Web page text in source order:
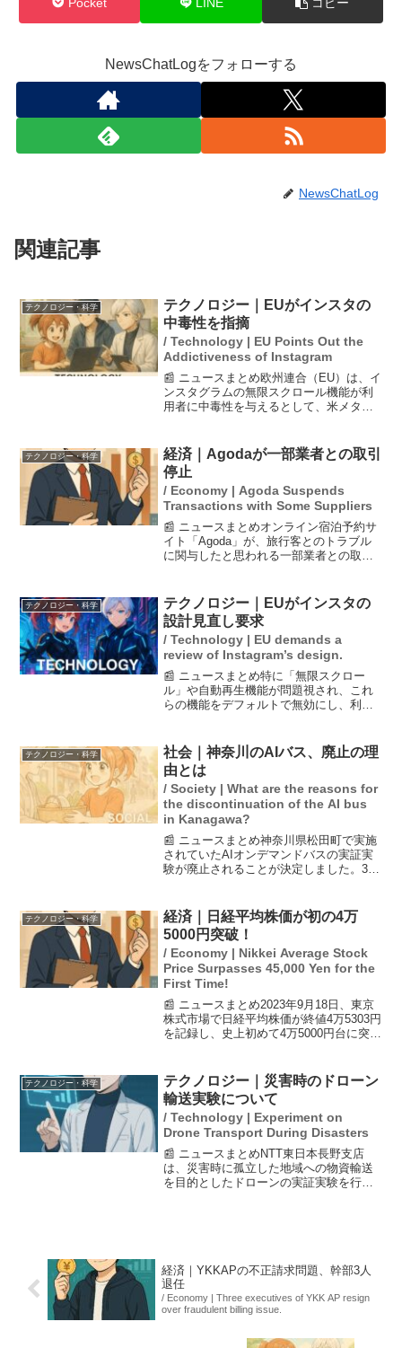
NewsChatLogをフォローする
NewsChatLog
関連記事
テクノロジー・科学
テクノロジー｜EUがインスタの
中毒性を指摘
/ Technology | EU Points Out the
Addictiveness of Instagram
📰 ニュースまとめ欧州連合（EU）は、イ
ンスタグラムの無限スクロール機能が利
用者に中毒性を与えるとして、米メタ社
対して、自動再生や無限スクロール機能
をデフォルトで無...
テクノロジー・科学
経済｜Agodaが一部業者との取引
停止
/ Economy | Agoda Suspends
Transactions with Some Suppliers
📰 ニュースまとめオンライン宿泊予約サ
イト「Agoda」が、旅行客とのトラブル
に関与したと思われる一部業者との取引
いという問題が発生していたためです。
アゴダは新たに人工...
テクノロジー・科学
テクノロジー｜EUがインスタの
設計見直し要求
/ Technology | EU demands a
review of Instagram’s design.
📰 ニュースまとめ特に「無限スクロー
ル」や自動再生機能が問題視され、これ
らの機能をデフォルトで無効にし、利用
SNSのインスタグラムがユーザーを中毒
させる設計をしていると...
テクノロジー・科学
社会｜神奈川のAIバス、廃止の理
由とは
/ Society | What are the reasons for
the discontinuation of the AI bus
in Kanagawa?
📰 ニュースまとめ神奈川県松田町で実施
されていたAIオンデマンドバスの実証実
験が廃止されることが決定しました。3年
再委託先への未払い金が約8000万円に達
したため...
テクノロジー・科学
経済｜日経平均株価が初の4万
5000円突破！
/ Economy | Nikkei Average Stock
Price Surpasses 45,000 Yen for the
First Time!
📰 ニュースまとめ2023年9月18日、東京
株式市場で日経平均株価が終値4万5303円
を記録し、史上初めて4万5000円台に突入
ました。この歴史的な高値更新が今後の
市場...
テクノロジー・科学
テクノロジー｜災害時のドローン
輸送実験について
/ Technology | Experiment on
Drone Transport During Disasters
📰 ニュースまとめNTT東日本長野支店
は、災害時に孤立した地域への物資輸送
を目的としたドローンの実証実験を行い
経済｜YKKAPの不正請求問題、幹部3人
退任
/ Economy | Three executives of YKK AP resign
over fraudulent billing issue.